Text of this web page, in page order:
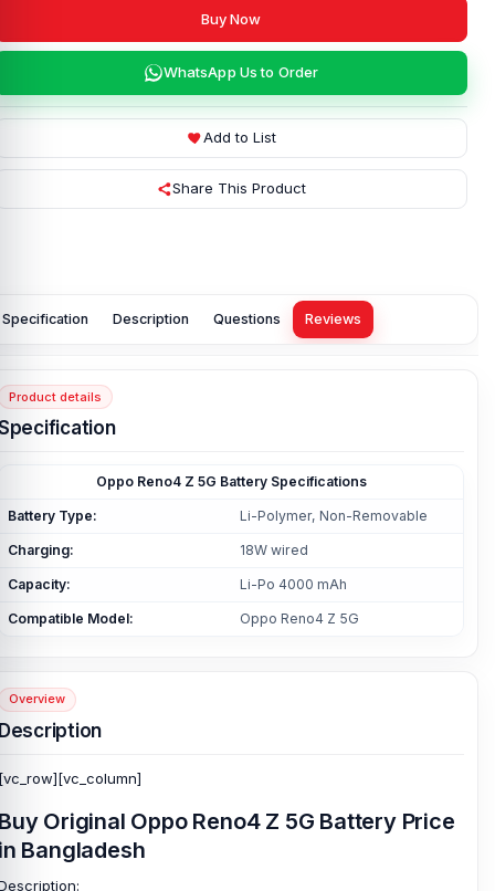
Buy Now
WhatsApp Us to Order
Add to List
Share This Product
Specification Description Questions Reviews
Product details
Oppo Reno4 Z 5G Battery Specifications
Battery Type: Li-Polymer, Non-Removable
Charging: 18W wired
Capacity: Li-Po 4000 mAh
Compatible Model: Oppo Reno4 Z 5G
Overview
Original Oppo Reno4 Z 5G Battery Price
Bangladesh